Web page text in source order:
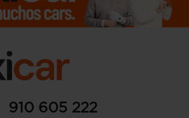
910 605 222